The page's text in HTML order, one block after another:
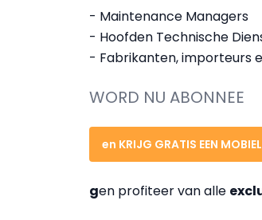
- Maintenance Managers
- Hoofden Technische
- Fabrikanten, importeurs
WORD NU ABONNEE
en KRIJG GRATIS EEN
gen profiteer van alle